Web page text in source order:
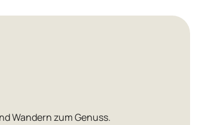
Wandern zum Genuss.